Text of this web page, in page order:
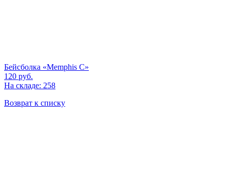
Бейсболка «Memphis C»
120 руб.
На складе: 258
Возврат к списку